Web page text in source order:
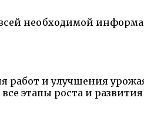
необходимой
работ и улучшения
этапы роста и